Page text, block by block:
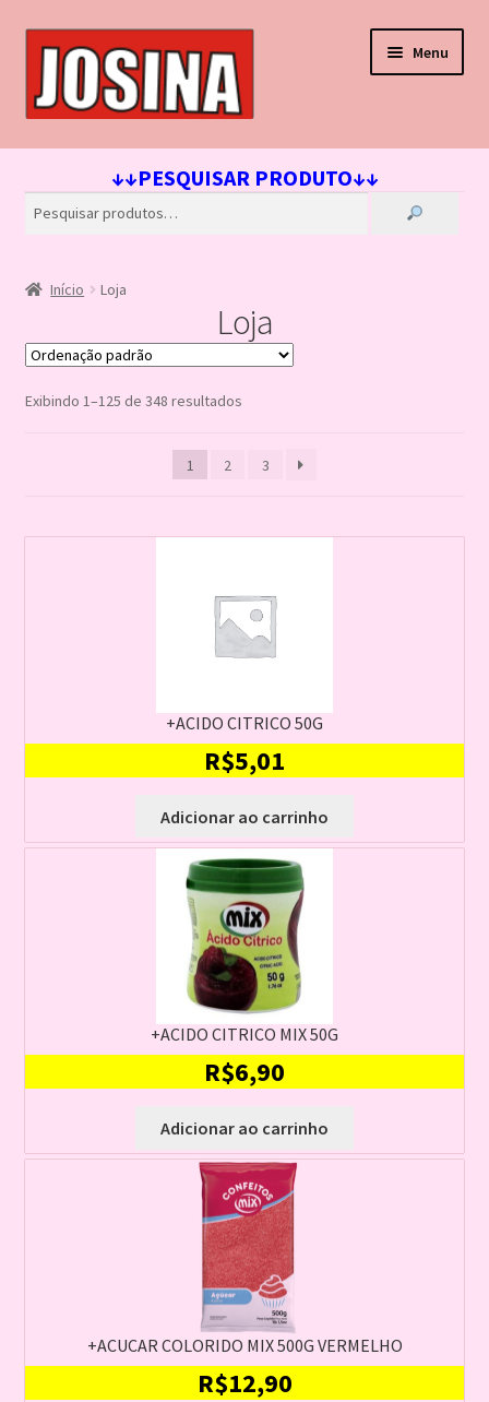
Pular
para
navegação
Pular
para
conteúdo
Menu
Início
Carrinho
Lista de Desejos
Loja
Minha conta
↓↓PESQUISAR PRODUTO↓↓
Início Loja
Loja
Exibindo 1–125 de 348 resultados
1 2 3
+ACIDO CITRICO 50G
R$5,01
Adicionar ao carrinho
+ACIDO CITRICO MIX 50G
R$6,90
Adicionar ao carrinho
+ACUCAR COLORIDO MIX 500G VERMELHO
R$12,90